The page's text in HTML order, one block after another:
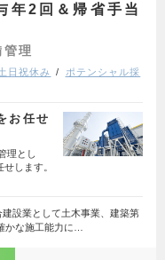
年2回＆帰省手当
理
日祝休み
ポテンシャル採
お任せ
理とし
します。
設業として土木事業、建築第
かな施工能力に…